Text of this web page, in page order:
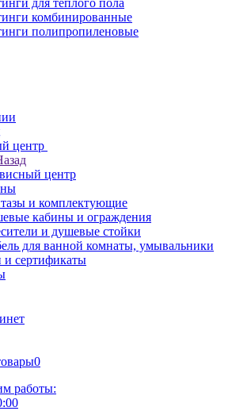
для теплого пола
комбинированные
полипропиленовые
центр
центр
и комплектующие
кабины и ограждения
и душевые стойки
для ванной комнаты, умывальники
и сертификаты
0
работы: